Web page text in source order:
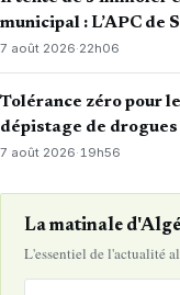
municipal : L’APC
7 août 2026·22h06
Tolérance zéro pour
dépistage de drogues
7 août 2026· 19h56
La matinale
L'essentiel de l'actualité